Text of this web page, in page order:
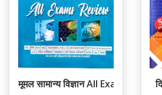
मूमल सामान्य विज्ञान All Exams